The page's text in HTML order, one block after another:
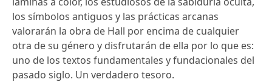
los símbolos antiguos y las prácticas arcanas
valorarán la obra de Hall por encima de cualquier
otra de su género y disfrutarán de ella por lo que es:
uno de los textos fundamentales y fundacionales del
pasado siglo. Un verdadero tesoro.